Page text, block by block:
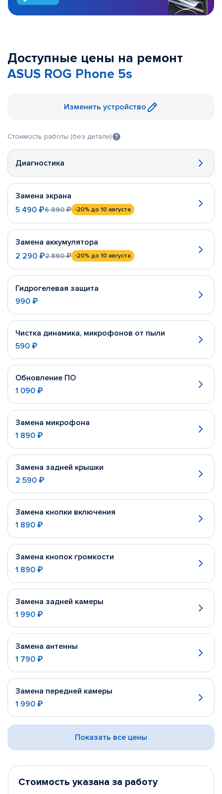
Доступные цены на ремонт
ASUS ROG Phone 5s
Изменить устройство
Стоимость работы (без детали)
Диагностика
Замена экрана
5 490 ₽6 890 ₽ -20% до 10 августа
Замена аккумулятора
2 290 ₽2 890 ₽ -20% до 10 августа
Гидрогелевая защита
990 ₽
Чистка динамика, микрофонов от пыли
590 ₽
Обновление ПО
1 090 ₽
Замена микрофона
1 890 ₽
Замена задней крышки
2 590 ₽
Замена кнопки включения
1 890 ₽
Замена кнопок громкости
1 890 ₽
Замена задней камеры
1 990 ₽
Замена антенны
1 790 ₽
Замена передней камеры
1 990 ₽
Показать все цены
Стоимость указана за работу